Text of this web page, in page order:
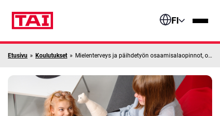
FI
Etusivu » Koulutukset » Mielenterveys ja päihdetyön osaamisalaopinnot, oppisopimus